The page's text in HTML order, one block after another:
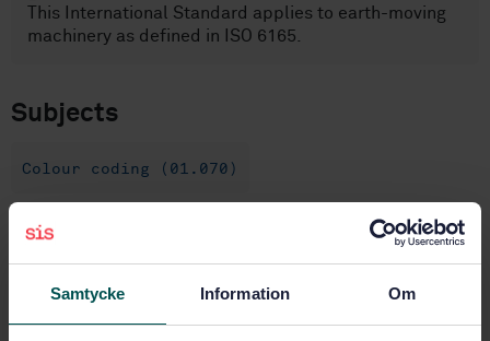
Samtycke Information Om
This International Standard applies to earth-moving
machinery as defined in ISO 6165.
Subjects
Colour coding (01.070)
Earth-moving machinery (53.100)